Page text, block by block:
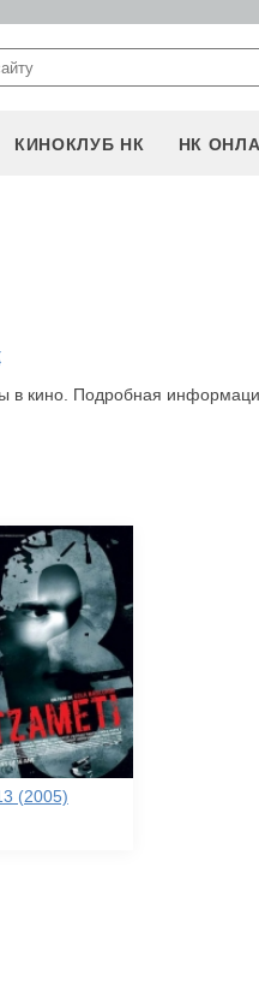
КИНОКЛУБ НК НК
в кино. Подробная
(2005)